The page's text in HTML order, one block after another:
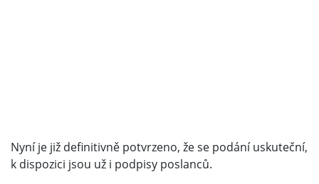
Nyní je již definitivně potvrzeno, že se podání uskuteční,
k dispozici jsou už i podpisy poslanců.